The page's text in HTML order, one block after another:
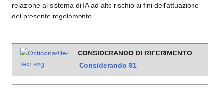
relazione al sistema di IA ad alto rischio ai fini dell'attuazione
del presente regolamento.
CONSIDERANDO DI RIFERIMENTO
Considerando 91